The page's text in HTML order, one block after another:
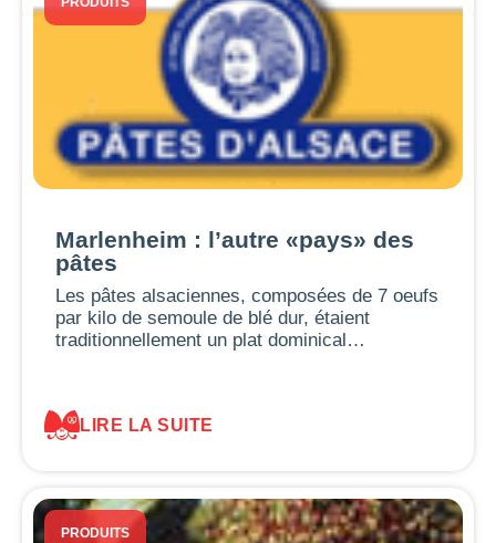
Marlenheim : l’autre «pays» des
pâtes
Les pâtes alsaciennes, composées de 7 oeufs
par kilo de semoule de blé dur, étaient
traditionnellement un plat dominical…
LIRE LA SUITE
PRODUITS